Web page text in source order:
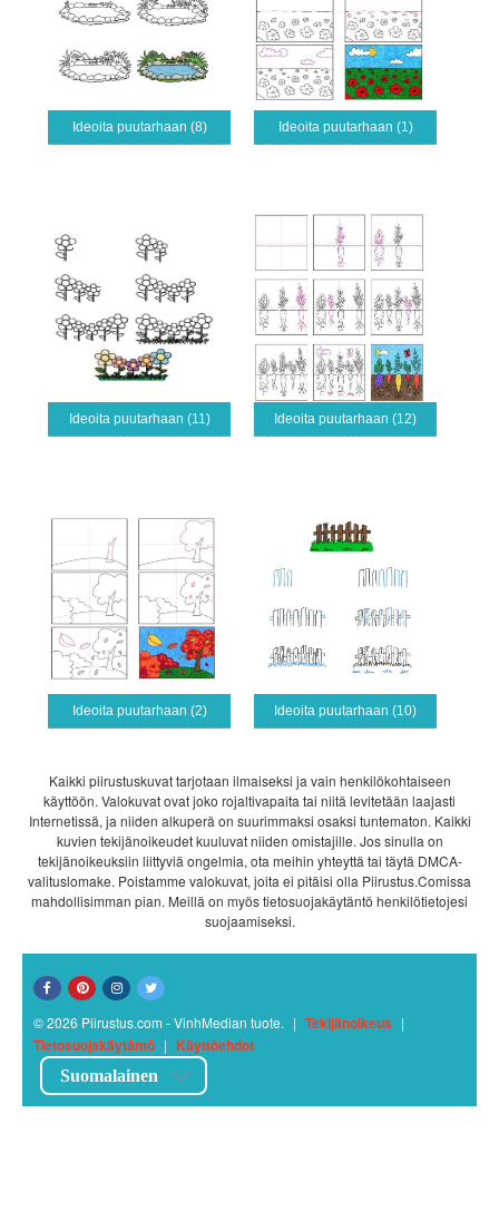
Ideoita puutarhaan (8) Ideoita puutarhaan (1)
Ideoita puutarhaan (11) Ideoita puutarhaan (12)
Ideoita puutarhaan (2) Ideoita puutarhaan (10)
Kaikki piirustuskuvat tarjotaan ilmaiseksi ja vain henkilökohtaiseen
käyttöön. Valokuvat ovat joko rojaltivapaita tai niitä levitetään laajasti
Internetissä, ja niiden alkuperä on suurimmaksi osaksi tuntematon. Kaikki
kuvien tekijänoikeudet kuuluvat niiden omistajille. Jos sinulla on
tekijänoikeuksiin liittyviä ongelmia, ota meihin yhteyttä tai täytä DMCA-
valituslomake. Poistamme valokuvat, joita ei pitäisi olla Piirustus.Comissa
mahdollisimman pian. Meillä on myös tietosuojakäytäntö henkilötietojesi
suojaamiseksi.
© 2026 Piirustus.com - VinhMedian tuote. | Tekijänoikeus |
Tietosuojakäytäntö | Käyttöehdot
Suomalainen